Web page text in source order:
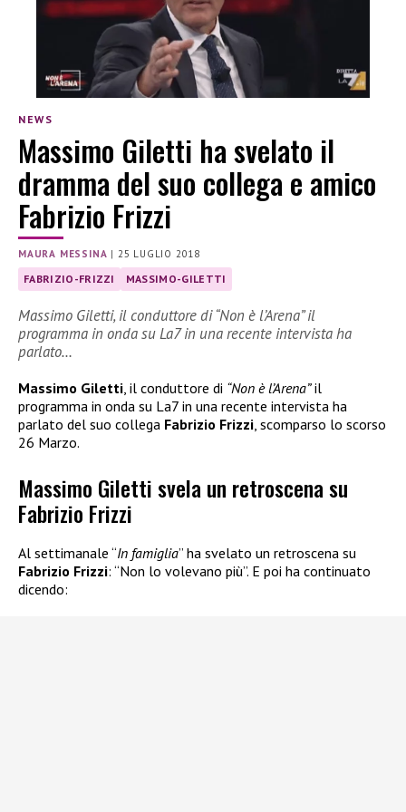
NEWS
Massimo Giletti ha svelato il
dramma del suo collega e amico
Fabrizio Frizzi
MAURA MESSINA | 25 LUGLIO 2018
FABRIZIO-FRIZZI MASSIMO-GILETTI
Massimo Giletti, il conduttore di “Non è l’Arena” il
programma in onda su La7 in una recente intervista ha
parlato…
Massimo Giletti, il conduttore di “Non è l’Arena”il
programma in onda su La7 in una recente intervista ha
parlato del suo collega Fabrizio Frizzi, scomparso lo scorso
26 Marzo.
Massimo Giletti svela un retroscena su
Fabrizio Frizzi
Al settimanale “In famiglia” ha svelato un retroscena su
Fabrizio Frizzi: “Non lo volevano più”. E poi ha continuato
dicendo: